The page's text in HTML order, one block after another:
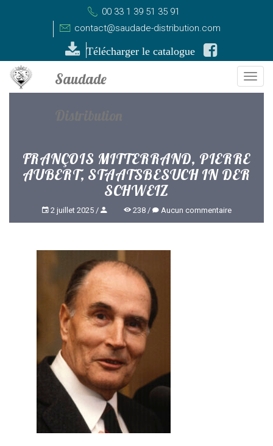
00 33 1 39 51 35 91
contact@saudade-distribution.com
Télécharger le catalogue
FRANÇOIS MITTERRAND, PIERRE
AUBERT, STAATSBESUCH IN DER
SCHWEIZ
2 juillet 2025 238 Aucun commentaire